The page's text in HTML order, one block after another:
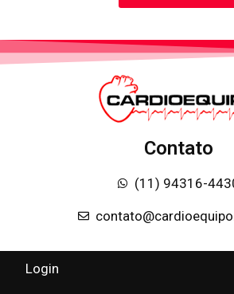
Contato
(11) 94316-
Login